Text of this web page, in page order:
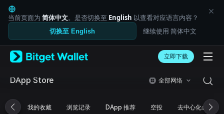
English
日本語
Tiếng Việt
Русский
Español (Latinoamérica)
Türkçe
Français
简体中文
繁體中文
当前页面为 简体中文。是否切换至 English 以查看对应语言内容？
切换至 English 继续使用 简体中文
立即下载
DApp Store 全部网络
我的收藏 浏览记录 DApp 推荐 空投 去中心化金融